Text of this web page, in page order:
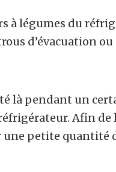
à légumes du
d’évacuation
là pendant un
Afin de
une petite quantité